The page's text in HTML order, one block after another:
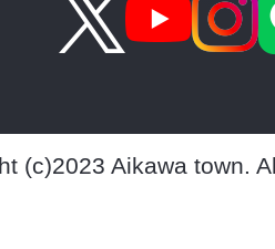
(c)2023 Aikawa town.